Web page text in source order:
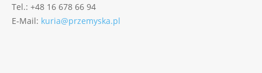
Tel.: +48 16 678 66 94
E-Mail: kuria@przemyska.pl